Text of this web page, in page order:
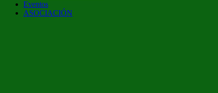
Eventos
ASOCIACIÓN